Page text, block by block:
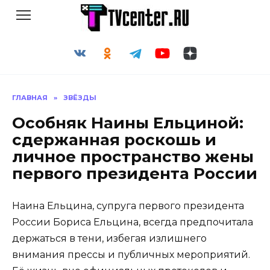
ГЛАВНАЯ » ЗВЁЗДЫ
Особняк Наины Ельциной:
сдержанная роскошь и
личное пространство жены
первого президента России
Наина Ельцина, супруга первого президента
России Бориса Ельцина, всегда предпочитала
держаться в тени, избегая излишнего
внимания прессы и публичных мероприятий.